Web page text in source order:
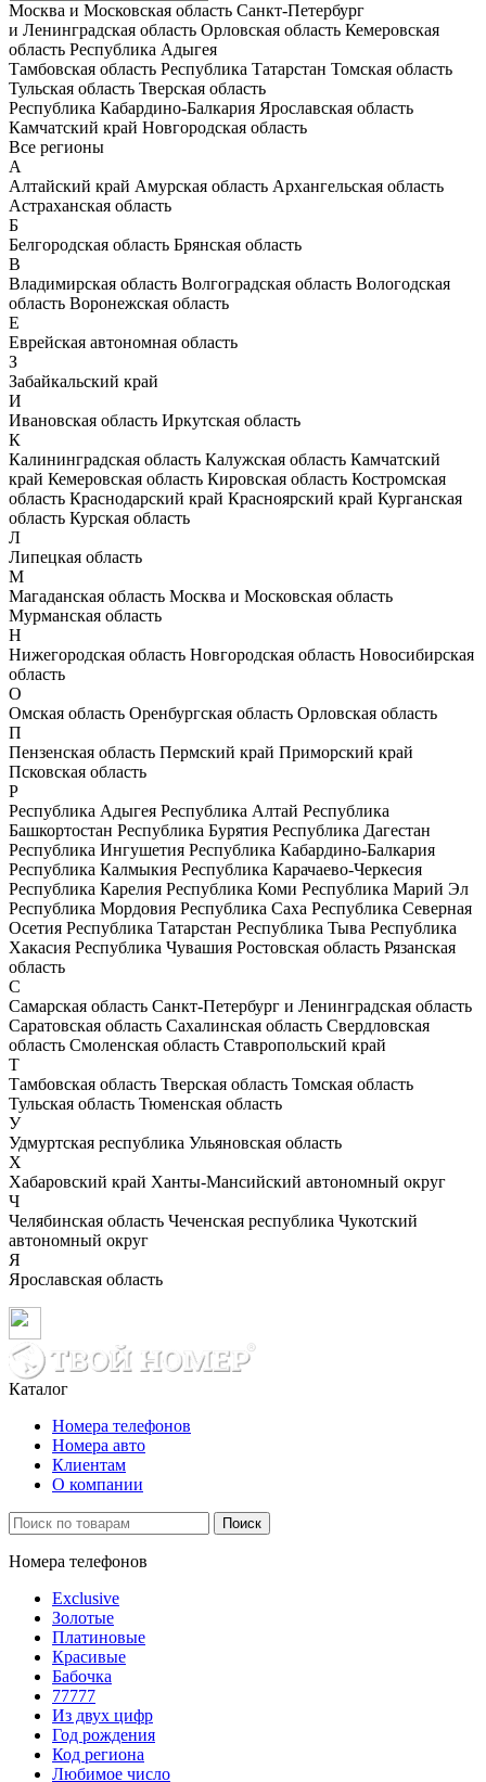
Москва и Московская область Санкт-Петербург
и Ленинградская область Орловская область Кемеровская
область Республика Адыгея
Тамбовская область Республика Татарстан Томская область
Тульская область Тверская область
Республика Кабардино-Балкария Ярославская область
Камчатский край Новгородская область
Все регионы
А
Алтайский край Амурская область Архангельская область
Астраханская область
Б
Белгородская область Брянская область
В
Владимирская область Волгоградская область Вологодская
область Воронежская область
Е
Еврейская автономная область
З
Забайкальский край
И
Ивановская область Иркутская область
К
Калининградская область Калужская область Камчатский
край Кемеровская область Кировская область Костромская
область Краснодарский край Красноярский край Курганская
область Курская область
Л
Липецкая область
М
Магаданская область Москва и Московская область
Мурманская область
Н
Нижегородская область Новгородская область Новосибирская
область
О
Омская область Оренбургская область Орловская область
П
Пензенская область Пермский край Приморский край
Псковская область
Р
Республика Адыгея Республика Алтай Республика
Башкортостан Республика Бурятия Республика Дагестан
Республика Ингушетия Республика Кабардино-Балкария
Республика Калмыкия Республика Карачаево-Черкесия
Республика Карелия Республика Коми Республика Марий Эл
Республика Мордовия Республика Саха Республика Северная
Осетия Республика Татарстан Республика Тыва Республика
Хакасия Республика Чувашия Ростовская область Рязанская
область
С
Самарская область Санкт-Петербург и Ленинградская область
Саратовская область Сахалинская область Свердловская
область Смоленская область Ставропольский край
Т
Тамбовская область Тверская область Томская область
Тульская область Тюменская область
У
Удмуртская республика Ульяновская область
Х
Хабаровский край Ханты-Мансийский автономный округ
Ч
Челябинская область Чеченская республика Чукотский
автономный округ
Я
Ярославская область
Каталог
Номера телефонов
Номера авто
Клиентам
О компании
Поиск
Номера телефонов
Exclusive
Золотые
Платиновые
Красивые
Бабочка
77777
Из двух цифр
Год рождения
Код региона
Любимое число